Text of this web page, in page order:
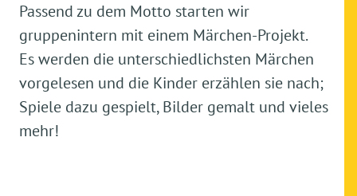
Passend zu dem Motto starten wir
gruppenintern mit einem Märchen-Projekt.
Es werden die unterschiedlichsten Märchen
vorgelesen und die Kinder erzählen sie nach;
Spiele dazu gespielt, Bilder gemalt und vieles
mehr!